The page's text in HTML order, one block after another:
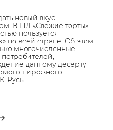
новый вкус
В ПЛ «Свежие торты»
пользуется
по всей стране. Об этом
многочисленные
данному десерту
пирожного
Русь.